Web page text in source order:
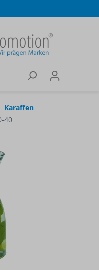
/ 570 18 25 70
Karaffen
40